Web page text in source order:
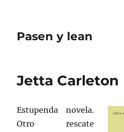
Pasen y lean
Jetta Carleton
Estupenda novela.
Otro rescate